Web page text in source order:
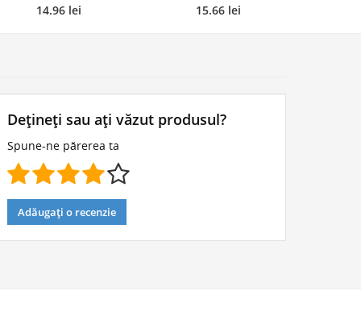
14.96 lei 15.66 lei
Dețineți sau ați văzut produsul?
Spune-ne părerea ta
Adăugați o recenzie